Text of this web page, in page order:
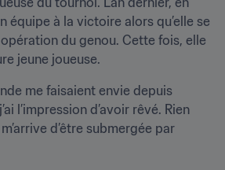
équipe à la victoire alors qu’elle se
du genou. Cette fois, elle
jeune joueuse.
me faisaient envie depuis
l’impression d’avoir rêvé. Rien
d’être submergée par